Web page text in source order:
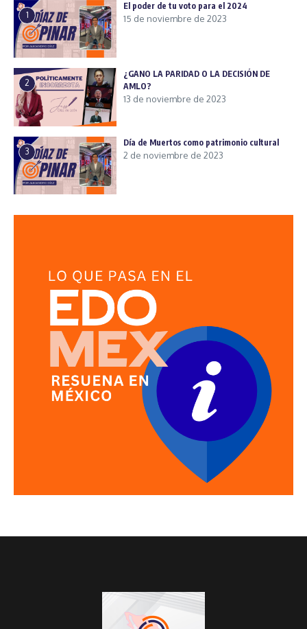
1
El poder de tu voto para el 2024
15 de noviembre de 2023
2
¿GANO LA PARIDAD O LA DECISIÓN DE
AMLO?
13 de noviembre de 2023
3
Día de Muertos como patrimonio cultural
2 de noviembre de 2023